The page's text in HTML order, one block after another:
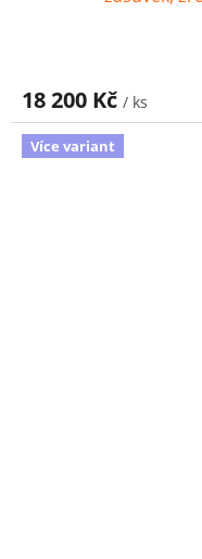
18 200 Kč / ks
Více variant